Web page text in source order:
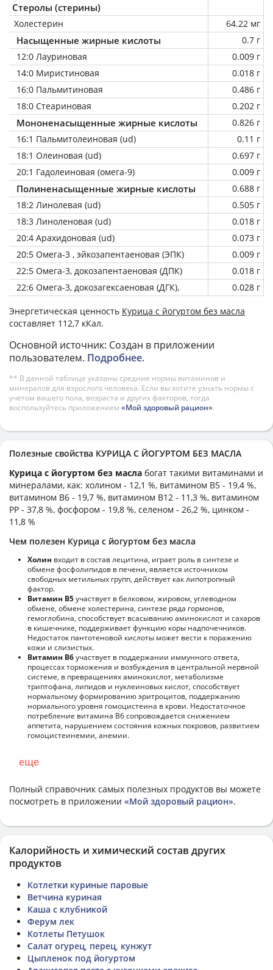
Стеролы (стерины)
Холестерин 64.22 мг
Насыщенные жирные кислоты
0.7 г
12:0 Лауриновая
0.009 г
14:0 Миристиновая
0.018 г
16:0 Пальмитиновая
0.486 г
18:0 Стеариновая
0.202 г
Мононенасыщенные жирные кислоты
0.826 г
16:1 Пальмитолеиновая (ud)
0.11 г
18:1 Олеиновая (ud)
0.697 г
20:1 Гадолеиновая (омега-9)
0.009 г
Полиненасыщенные жирные кислоты
0.688 г
18:2 Линолевая (ud)
0.505 г
18:3 Линоленовая (ud)
0.018 г
20:4 Арахидоновая (ud)
0.073 г
20:5 Омега-3 , эйкозапентаеновая (ЭПК)
0.009 г
22:5 Омега-3, докозапентаеновая (ДПК)
0.018 г
22:6 Омега-3, докозагексаеновая (ДГК),
0.028 г
Энергетическая ценность Курица с йогуртом без масла
составляет 112,7 кКал.
Основной источник: Создан в приложении
пользователем. Подробнее.
** В данной таблице указаны средние нормы витаминов и
минералов для взрослого человека. Если вы хотите узнать нормы с
учетом вашего пола, возраста и других факторов, тогда
воспользуйтесь приложением «Мой здоровый рацион».
Полезные свойства КУРИЦА С ЙОГУРТОМ БЕЗ МАСЛА
Курица с йогуртом без масла богат такими витаминами и
минералами, как: холином - 12,1 %, витамином B5 - 19,4 %,
витамином B6 - 19,7 %, витамином B12 - 11,3 %, витамином
PP - 37,8 %, фосфором - 19,8 %, селеном - 26,2 %, цинком -
11,8 %
Чем полезен Курица с йогуртом без масла
Холин входит в состав лецитина, играет роль в синтезе и
обмене фосфолипидов в печени, является источником
свободных метильных групп, действует как липотропный
фактор.
Витамин В5участвует в белковом, жировом, углеводном
обмене, обмене холестерина, синтезе ряда гормонов,
гемоглобина, способствует всасыванию аминокислот и сахаров
в кишечнике, поддерживает функцию коры надпочечников.
Недостаток пантотеновой кислоты может вести к поражению
кожи и слизистых.
Витамин В6участвует в поддержании иммунного ответа,
процессах торможения и возбуждения в центральной нервной
системе, в превращениях аминокислот, метаболизме
триптофана, липидов и нуклеиновых кислот, способствует
нормальному формированию эритроцитов, поддержанию
нормального уровня гомоцистеина в крови. Недостаточное
потребление витамина В6 сопровождается снижением
аппетита, нарушением состояния кожных покровов, развитием
гомоцистеинемии, анемии.
еще
Полный справочник самых полезных продуктов вы можете
посмотреть в приложении «Мой здоровый рацион».
Калорийность и химический состав других
продуктов
Котлетки куриные паровые
Ветчина куриная
Каша с клубникой
Ферум лек
Котлеты Петушок
Салат огурец, перец, кунжут
Цыпленок под йогуртом